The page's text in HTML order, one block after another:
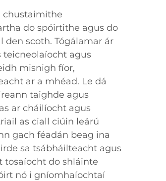
chustaimithe
do spóirtithe agus do
scoth. Tógálamar ár
teicneolaíocht agus
misnigh fíor,
ar a mhéad. Le dá
taighde agus
ar cháilíocht agus
as ciall ciúin leárú
gach féadán beag ina
sa tsábháilteacht agus
tosaíocht do shláinte
nó i gníomhaíochtaí